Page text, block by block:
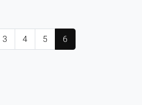
3 4 5 6